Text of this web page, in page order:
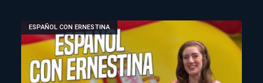
ESPAÑOL CON ERNESTINA